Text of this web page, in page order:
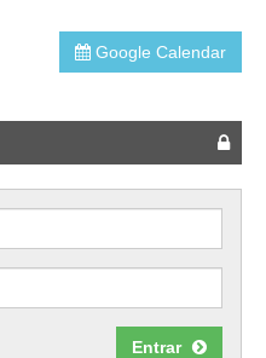
Google Calendar
Entrar